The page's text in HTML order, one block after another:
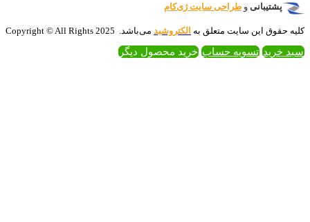
می‌باشد. 2025 Copyright © All Rights
محصول دیگر